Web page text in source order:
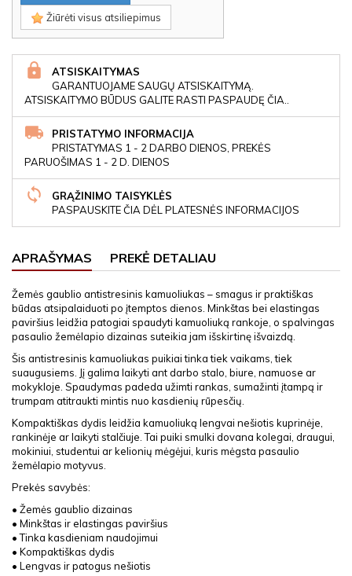
Žiūrėti visus atsiliepimus
ATSISKAITYMAS
GARANTUOJAME SAUGŲ ATSISKAITYMĄ.
ATSISKAITYMO BŪDUS GALITE RASTI PASPAUDĘ ČIA..
PRISTATYMO INFORMACIJA
PRISTATYMAS 1 - 2 DARBO DIENOS, PREKĖS
PARUOŠIMAS 1 - 2 D. DIENOS
GRĄŽINIMO TAISYKLĖS
PASPAUSKITE ČIA DĖL PLATESNĖS INFORMACIJOS
APRAŠYMAS PREKĖ DETALIAU
Žemės gaublio antistresinis kamuoliukas – smagus ir praktiškas
būdas atsipalaiduoti po įtemptos dienos. Minkštas bei elastingas
paviršius leidžia patogiai spaudyti kamuoliuką rankoje, o spalvingas
pasaulio žemėlapio dizainas suteikia jam išskirtinę išvaizdą.
Šis antistresinis kamuoliukas puikiai tinka tiek vaikams, tiek
suaugusiems. Jį galima laikyti ant darbo stalo, biure, namuose ar
mokykloje. Spaudymas padeda užimti rankas, sumažinti įtampą ir
trumpam atitraukti mintis nuo kasdienių rūpesčių.
Kompaktiškas dydis leidžia kamuoliuką lengvai nešiotis kuprinėje,
rankinėje ar laikyti stalčiuje. Tai puiki smulki dovana kolegai, draugui,
mokiniui, studentui ar kelionių mėgėjui, kuris mėgsta pasaulio
žemėlapio motyvus.
Prekės savybės:
• Žemės gaublio dizainas
• Minkštas ir elastingas paviršius
• Tinka kasdieniam naudojimui
• Kompaktiškas dydis
• Lengvas ir patogus nešiotis